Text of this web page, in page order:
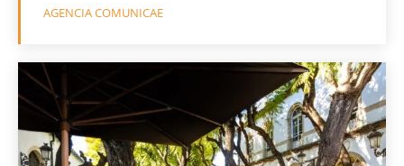
AGENCIA COMUNICAE